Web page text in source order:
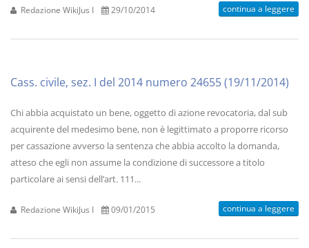
Redazione WikiJus I 29/10/2014 continua a leggere
Cass. civile, sez. I del 2014 numero 24655 (19/11/2014)
Chi abbia acquistato un bene, oggetto di azione revocatoria, dal sub
acquirente del medesimo bene, non è legittimato a proporre ricorso
per cassazione avverso la sentenza che abbia accolto la domanda,
atteso che egli non assume la condizione di successore a titolo
particolare ai sensi dell’art. 111...
Redazione WikiJus I 09/01/2015 continua a leggere